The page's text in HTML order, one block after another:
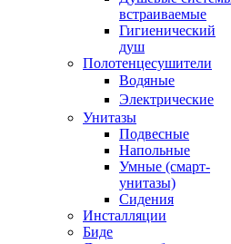
встраиваемые
Гигиенический
душ
Полотенцесушители
ㅤВодяные
ㅤЭлектрические
Унитазы
Подвесные
Напольные
Умные (смарт-
унитазы)
Сидения
Инсталляции
Биде